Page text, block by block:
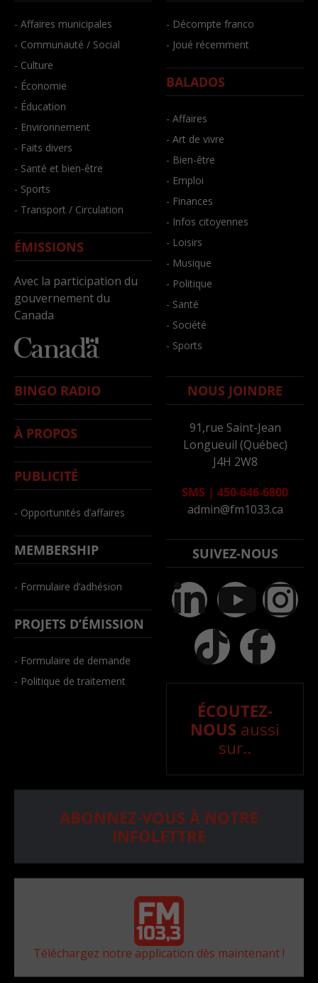
- Affaires municipales
- Communauté / Social
- Culture
- Économie
- Éducation
- Environnement
- Faits divers
- Santé et bien-être
- Sports
- Transport / Circulation
ÉMISSIONS
Avec la participation du
gouvernement du
Canada
- Décompte franco
- Joué récemment
BALADOS
- Affaires
- Art de vivre
- Bien-être
- Emploi
- Finances
- Infos citoyennes
- Loisirs
- Musique
- Politique
- Santé
- Société
- Sports
BINGO RADIO
À PROPOS
PUBLICITÉ
- Opportunités d’affaires
MEMBERSHIP
- Formulaire d’adhésion
PROJETS D’ÉMISSION
- Formulaire de demande
- Politique de traitement
NOUS JOINDRE
91,rue Saint-Jean
Longueuil (Québec)
J4H 2W8
SMS | 450-646-6800
admin@fm1033.ca
SUIVEZ-NOUS
ÉCOUTEZ-
NOUS aussi
sur..
ABONNEZ-VOUS À NOTRE
INFOLETTRE
Téléchargez notre application dès maintenant !